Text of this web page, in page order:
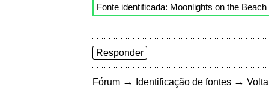
Fonte identificada: Moonlights on the Beach
Responder
Fórum → Identificação de fontes →